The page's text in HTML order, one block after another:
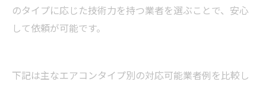
のタイプに応じた技術力を持つ業者を選ぶことで、安心
して依頼が可能です。
下記は主なエアコンタイプ別の対応可能業者例を比較し